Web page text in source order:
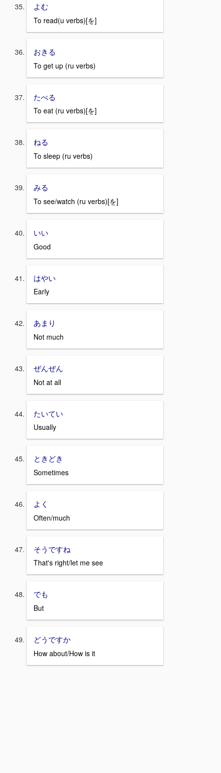
よむ
To read(u verbs)[を]
おきる
To get up (ru verbs)
たべる
To eat (ru verbs)[を]
ねる
To sleep (ru verbs)
みる
To see/watch (ru verbs)[を]
いい
Good
はやい
Early
あまり
Not much
ぜんぜん
Not at all
たいてい
Usually
ときどき
Sometimes
よく
Often/much
そうですね
That's right/let me see
でも
But
どうですか
How about/How is it